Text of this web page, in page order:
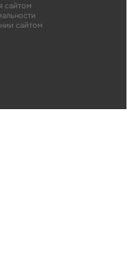
сайтом
сайтом